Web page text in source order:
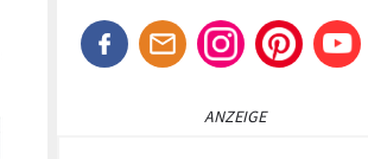
ANZEIGE